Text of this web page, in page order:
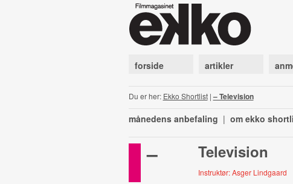
forside artikler
Du er her: Ekko Shortlist| – Television
månedens anbefaling | om ekko
– Television
Instruktør: Asger Lindgaard